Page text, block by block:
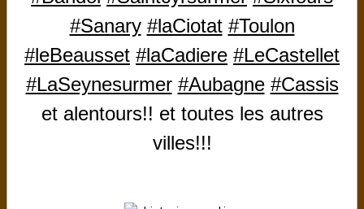
REPROGRAMMATION À DISTANCE
POSE DE PIÈCES ET ACCESSOIRES SPORT
#Sanary #laCiotat #Toulon
#leBeausset #laCadiere #LeCastellet
#LaSeynesurmer #Aubagne #Cassis
et alentours!! et toutes les autres
villes!!!